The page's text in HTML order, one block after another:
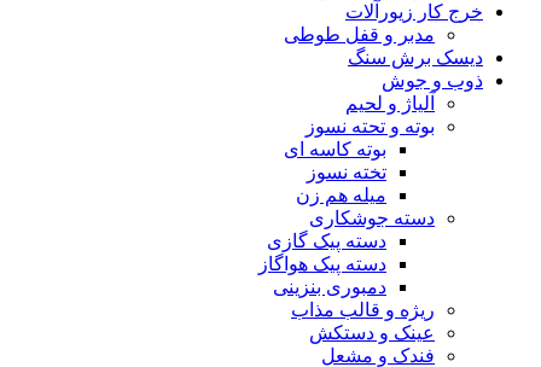
خرج کار زیورآلات
مدبر و قفل طوطی
دیسک برش سنگ
ذوب و جوش
آلیاژ و لحیم
بوته و تحته نسوز
بوته کاسه ای
تخته نسوز
میله هم زن
دسته جوشکاری
دسته پیک گازی
دسته پیک هواگاز
دمبوری بنزینی
ریژه و قالب مذاب
عینک و دستکش
فندک و مشعل